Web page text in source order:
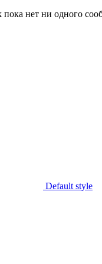
пока нет ни одного
Default style